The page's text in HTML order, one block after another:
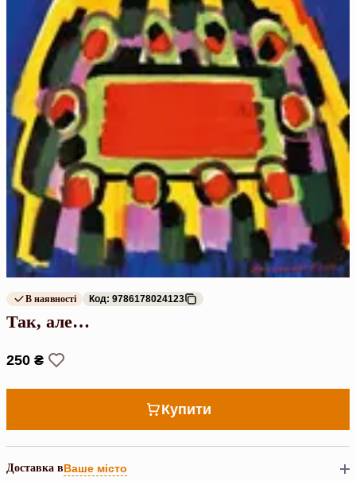
В наявності Код: 9786178024123
Так, але…
250 ₴
Купити
Доставка вВаше місто